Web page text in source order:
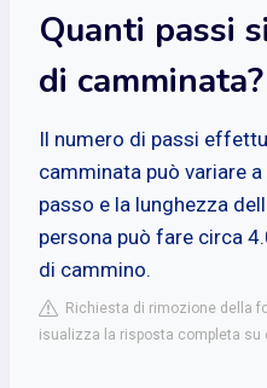
Quanti passi
di camminata?
Il numero di passi
camminata può variare
passo e la lunghezza
persona può fare circa
di cammino.
Richiesta di rimozione della
isualizza la risposta completa su